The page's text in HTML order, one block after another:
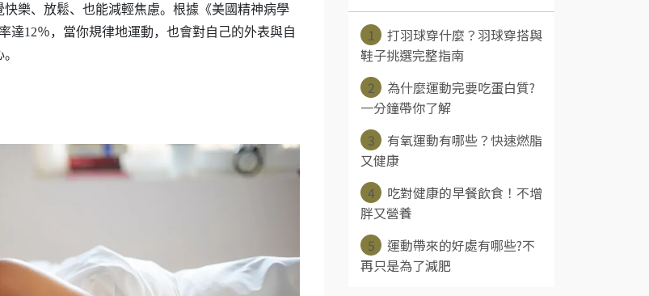
樂、放鬆、也能減輕焦慮。根據《美國精神病學
達12％，當你規律地運動，也會對自己的外表與自
1
打羽球穿什麼？羽球穿搭與
鞋子挑選完整指南
2
為什麼運動完要吃蛋白質?
一分鐘帶你了解
3
有氧運動有哪些？快速燃脂
又健康
4
吃對健康的早餐飲食！不增
胖又營養
5
運動帶來的好處有哪些?不
再只是為了減肥